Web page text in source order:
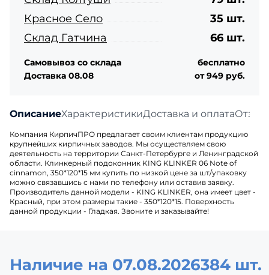
ОписаниеХарактеристикиДоставка и оплата
Компания КирпичПРО предлагает своим клиентам продукцию
крупнейших кирпичных заводов. Мы осуществляем свою
деятельность на территории Санкт-Петербурге и Ленинградской
области. Клинкерный подоконник KING KLINKER 06 Note of
cinnamon, 350*120*15 мм купить по низкой цене за шт/упаковку
можно связавшись с нами по телефону или оставив заявку.
Производитель данной модели - KING KLINKER, она имеет цвет -
Красный, при этом размеры такие - 350*120*15. Поверхность
данной продукции - Гладкая. Звоните и заказывайте!
Красное Село
35 шт.
Склад Гатчина
66 шт.
Самовывоз со склада
бесплатно
Доставка 08.08
от 949 руб.
Наличие на 07.08.2026384 шт.